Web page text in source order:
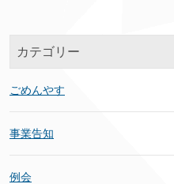
カテゴリー
ごめんやす
事業告知
例会